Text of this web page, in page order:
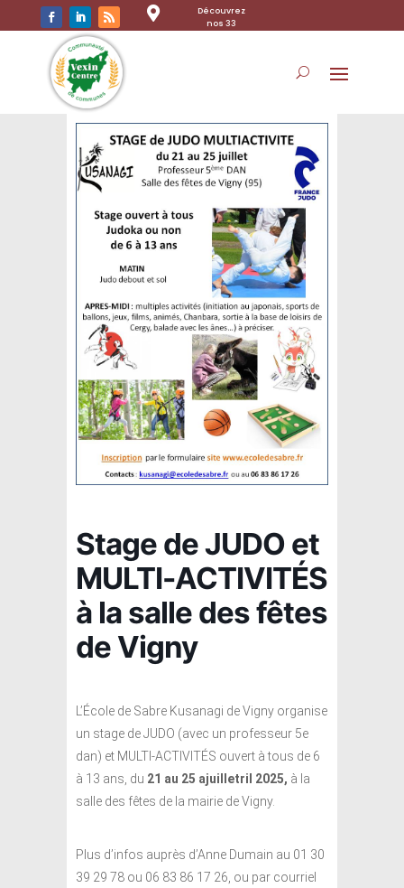

Découvrez
nos 33
Stage de JUDO et
MULTI-ACTIVITÉS
à la salle des fêtes
de Vigny
L’École de Sabre Kusanagi de Vigny organise
un stage de JUDO (avec un professeur 5e
dan) et MULTI-ACTIVITÉS ouvert à tous de 6
à 13 ans, du 21 au 25 ajuilletril 2025, à la
salle des fêtes de la mairie de Vigny.
Plus d’infos auprès d’Anne Dumain au 01 30
39 29 78 ou 06 83 86 17 26, ou par courriel